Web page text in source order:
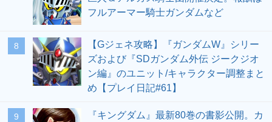
フルアーマー騎士ガンダムなど
8
【Gジェネ攻略】『ガンダムW』シリー
ズおよび『SDガンダム外伝 ジークジオ
ン編』のユニット/キャラクター調整まと
め【プレイ日記#61】
9
『キングダム』最新80巻の書影公開。カ